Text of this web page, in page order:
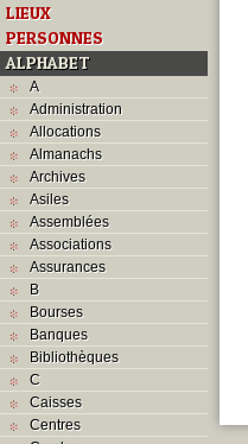
LIEUX
PERSONNES
ALPHABET
A
Administration
Allocations
Almanachs
Archives
Asiles
Assemblées
Associations
Assurances
B
Bourses
Banques
Bibliothèques
C
Caisses
Centres